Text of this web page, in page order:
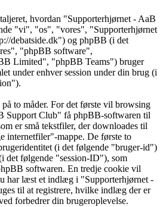
hvordan "Supporterhjørnet - AaB
"vi", "os", "vores", "Supporterhjørnet
debatside.dk") og phpBB (i det
"phpBB software",
Limited", "phpBB Teams") bruger
under enhver session under din brug (i
to måder. For det første vil browsing
Support Club" få phpBB-softwaren til
er små tekstfiler, der downloades til
internetfiler"-mappe. De første to
(i det følgende "bruger-id")
det følgende "session-ID"), som
softwaren. En tredje cookie vil
har læst et indlæg i "Supporterhjørnet -
til at registrere, hvilke indlæg der er
forbedrer din brugeroplevelse.